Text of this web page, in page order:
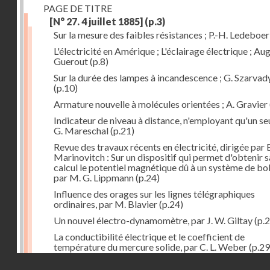
PAGE DE TITRE
[N° 27. 4 juillet 1885] (p.3)
Sur la mesure des faibles résistances ; P.-H. Ledeboer
L'électricité en Amérique ; L'éclairage électrique ;
Guerout(p.8)
Sur la durée des lampes à incandescence ; G.
(p.10)
Armature nouvelle à molécules orientées ; A. Gravier
Indicateur de niveau à distance, n'employant qu'un
G. Mareschal(p.21)
Revue des travaux récents en électricité, dirigée par
Marinovitch : Sur un dispositif qui permet d'obtenir
calcul le potentiel magnétique dû à un système de
par M. G. Lippmann(p.24)
Influence des orages sur les lignes télégraphiques
ordinaires, par M. Blavier(p.24)
Un nouvel électro-dynamomètre, par J. W. Giltay
La conductibilité électrique et le coefficient de
température du mercure solide, par C. L. Weber